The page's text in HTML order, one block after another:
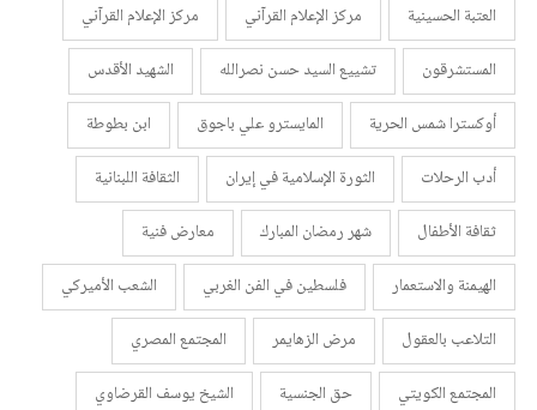
العتبة الحسينية
مركز الإعلام القرآني
مركز الإعلام القرآني
المستشرقون
تشييع السيد حسن نصرالله
الشهيد الأقدس
أوكسترا شمس الحرية
المايسترو علي باجوق
ابن بطوطة
أدب الرحلات
الثورة الإسلامية في إيران
الثقافة اللبنانية
ثقافة الأطفال
شهر رمضان المبارك
معارض فنية
الهيمنة والاستعمار
فلسطين في الفن الغربي
الشعب الأميركي
التلاعب بالعقول
مرض الزهايمر
المجتمع المصري
المجتمع الكويتي
حق الجنسية
الشيخ يوسف القرضاوي